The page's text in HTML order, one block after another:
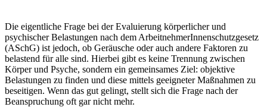
Die eigentliche Frage bei der Evaluierung körperlicher und
psychischer Belastungen nach dem ArbeitnehmerInnenschutzgesetz
(ASchG) ist jedoch, ob Geräusche oder auch andere Faktoren zu
belastend für alle sind. Hierbei gibt es keine Trennung zwischen
Körper und Psyche, sondern ein gemeinsames Ziel: objektive
Belastungen zu finden und diese mittels geeigneter Maßnahmen zu
beseitigen. Wenn das gut gelingt, stellt sich die Frage nach der
Beanspruchung oft gar nicht mehr.